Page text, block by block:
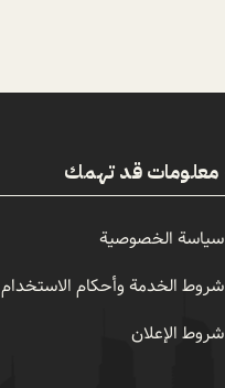
معلومات قد تهمك
سياسة الخصوصية
شروط الخدمة وأحكام الاستخدام
شروط الإعلان